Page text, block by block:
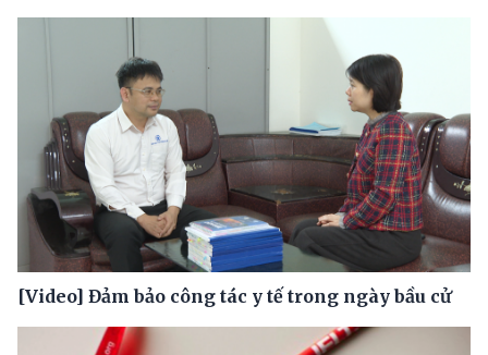
[Video] Đảm bảo công tác y tế trong ngày bầu cử